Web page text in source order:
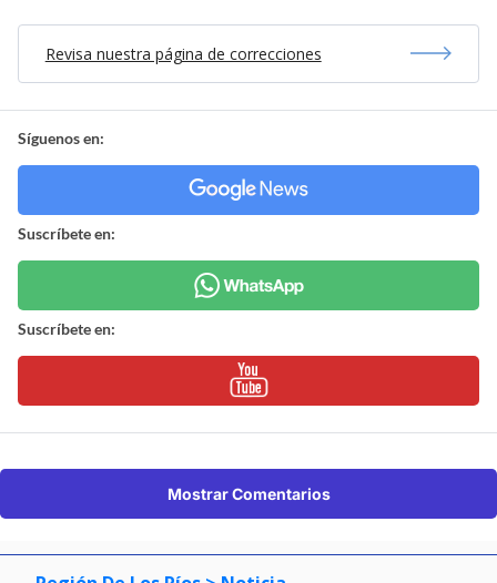
Revisa nuestra página de correcciones
Síguenos en:
Suscríbete en:
Suscríbete en:
Mostrar Comentarios